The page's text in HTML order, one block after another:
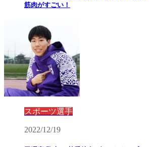
筋肉がすごい！
スポーツ選手
2022/12/19